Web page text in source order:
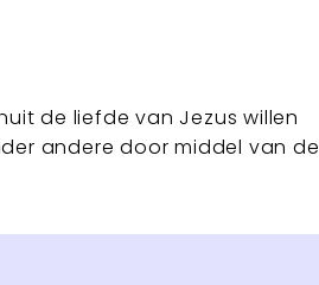
de liefde van Jezus willen
andere door middel van de